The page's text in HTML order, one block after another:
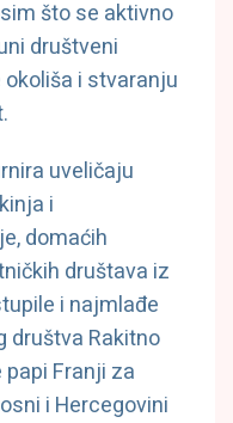
što se aktivno
društveni
i stvaranju
uveličaju
i
domaćih
društava iz
i najmlađe
društva Rakitno
Franji za
i Hercegovini